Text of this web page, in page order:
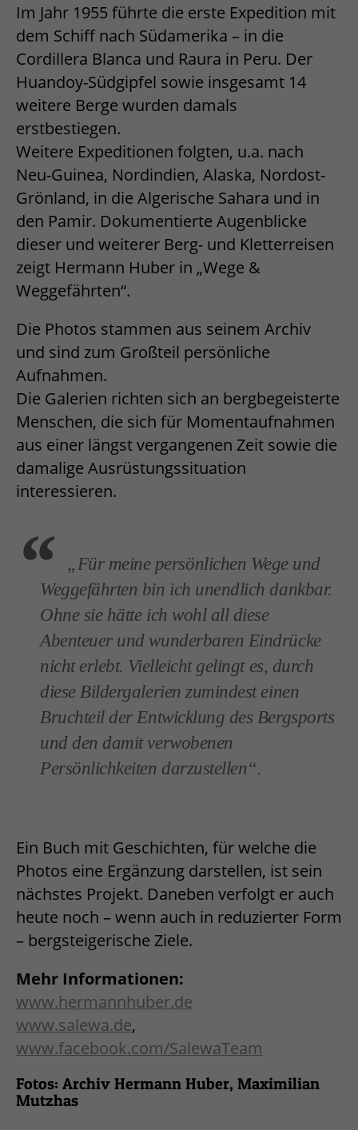
Im Jahr 1955 führte die erste Expedition mit
dem Schiff nach Südamerika – in die
Cordillera Blanca und Raura in Peru. Der
Huandoy-Südgipfel sowie insgesamt 14
weitere Berge wurden damals
erstbestiegen.
Weitere Expeditionen folgten, u.a. nach
Neu-Guinea, Nordindien, Alaska, Nordost-
Grönland, in die Algerische Sahara und in
den Pamir. Dokumentierte Augenblicke
dieser und weiterer Berg- und Kletterreisen
zeigt Hermann Huber in „Wege &
Weggefährten“.
Die Photos stammen aus seinem Archiv
und sind zum Großteil persönliche
Aufnahmen.
Die Galerien richten sich an bergbegeisterte
Menschen, die sich für Momentaufnahmen
aus einer längst vergangenen Zeit sowie die
damalige Ausrüstungssituation
interessieren.
„Für meine persönlichen Wege und
Weggefährten bin ich unendlich dankbar.
Ohne sie hätte ich wohl all diese
Abenteuer und wunderbaren Eindrücke
nicht erlebt. Vielleicht gelingt es, durch
diese Bildergalerien zumindest einen
Bruchteil der Entwicklung des Bergsports
und den damit verwobenen
Persönlichkeiten darzustellen“.
Ein Buch mit Geschichten, für welche die
Photos eine Ergänzung darstellen, ist sein
nächstes Projekt. Daneben verfolgt er auch
heute noch – wenn auch in reduzierter Form
– bergsteigerische Ziele.
Mehr Informationen:
www.hermannhuber.de
www.salewa.de,
www.facebook.com/SalewaTeam
Fotos: Archiv Hermann Huber, Maximilian
Mutzhas